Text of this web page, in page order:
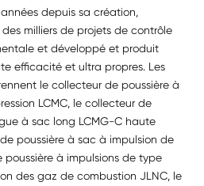
depuis sa création,
milliers de projets de contrôle
et développé et produit
efficacité et ultra propres. Les
le collecteur de poussière à
LCMC, le collecteur de
à sac long LCMG-C haute
poussière à sac à impulsion de
poussière à impulsions de type
des gaz de combustion JLNC, le